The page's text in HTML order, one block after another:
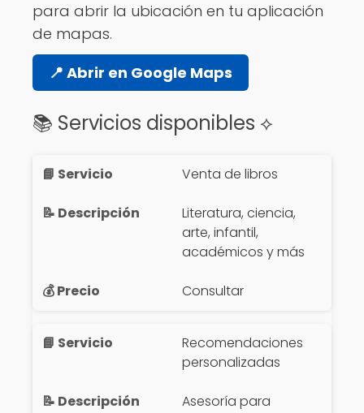
para abrir la ubicación en tu aplicación
de mapas.
📍 Abrir en Google Maps
📚 Servicios disponibles ⟡
Venta de libros
Literatura, ciencia,
arte, infantil,
académicos y más
Consultar
Recomendaciones
personalizadas
Asesoría para